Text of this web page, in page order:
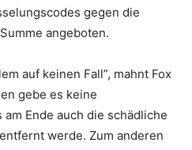
gegen die
angeboten.
auf keinen Fall”, mahnt Fox
gebe es keine
Ende auch die schädliche
werde. Zum anderen